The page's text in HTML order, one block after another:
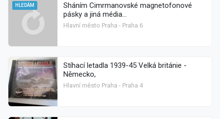
HLEDÁM
Sháním Cimrmanovské magnetofonové
pásky a jiná média...
Hlavní město Praha - Praha 6
Stíhací letadla 1939-45 Velká británie -
Německo,
Hlavní město Praha - Praha 4